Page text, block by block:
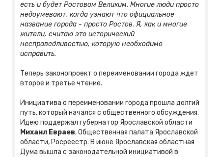
есть и будет Ростовом Великим. Многие люди просто
недоумевают, когда узнают что официальное
название города - просто Ростов. Я, как и многие
жители, считаю это исторический
несправедливостью, которую необходимо
исправить.
Теперь законопроект о переименовании города ждет
второе и третье чтение.
Инициатива о переименовании города прошла долгий
путь, который начался с общественного обсуждения.
Идею поддержал губернатор Ярославской области
Михаил Евраев, Общественная палата Ярославской
области, Росреестр. В июне Ярославская областная
Дума вышла с законодательной инициативой в